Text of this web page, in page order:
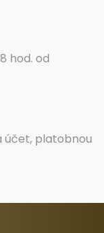
hod. od
účet, platobnou